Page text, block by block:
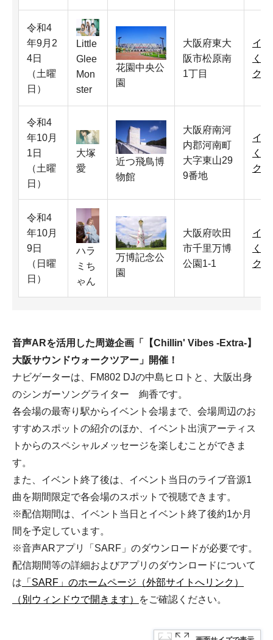
令和4
年9月2
4日
（土曜
日）
Little
Glee
Mon
ster
花園中央公
園
大阪府東大
阪市松原南
1丁目
イ
く
ク
令和4
年10月
1日
（土曜
日）
大塚
愛
近つ飛鳥博
物館
大阪府南河
内郡河南町
大字東山29
9番地
イ
く
ク
令和4
年10月
9日
（日曜
日）
ハラ
ミち
ゃん
万博記念公
園
大阪府吹田
市千里万博
公園1-1
イ
く
ク
音声ARを活用した周遊企画「【Chillin' Vibes -Extra-】
大阪サウンドウォークツアー」開催！
ナビゲーターは、FM802 DJの中島ヒロトと、大阪出身
のシンガーソングライター 絢香です。
各会場の最寄り駅からイベント会場まで、会場周辺のお
すすめスポットの紹介のほか、イベント出演アーティス
トからのスペシャルメッセージを楽しむことができま
す。
また、イベント終了後は、イベント当日のライブ音源1
曲を期間限定で各会場のスポットで視聴できます。
※配信期間は、イベント当日とイベント終了後約1か月
間を予定しています。
※音声ARアプリ「SARF」のダウンロードが必要です。
配信期間等の詳細およびアプリのダウンロードについて
は 「SARF」のホームページ（外部サイトへリンク）
（別ウィンドウで開きます）
をご確認ください。